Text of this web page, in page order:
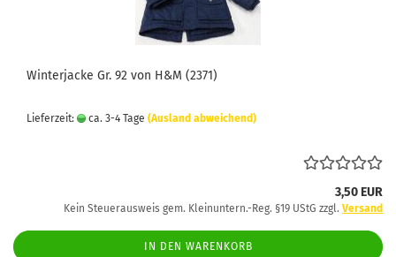
Winterjacke Gr. 92 von H&M (2371)
Lieferzeit: ca. 3-4 Tage (Ausland abweichend)
3,50 EUR
Kein Steuerausweis gem. Kleinuntern.-Reg. §19 UStG zzgl. Versand
IN DEN WARENKORB